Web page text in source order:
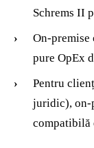
Schrems II
On-premise
pure OpEx
Pentru
juridic), on-
compatibilă